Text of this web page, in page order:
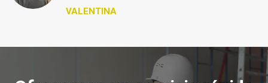
VALENTINA